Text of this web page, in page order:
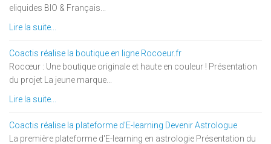
eliquides BIO & Français...
Lire la suite...
Coactis réalise la boutique en ligne Rocoeur.fr
Rocœur : Une boutique originale et haute en couleur ! Présentation
du projet La jeune marque...
Lire la suite...
Coactis réalise la plateforme d'E-learning Devenir Astrologue
La première plateforme d'E-learning en astrologie Présentation du